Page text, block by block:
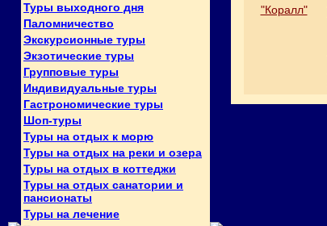
Туры выходного дня
Паломничество
Экскурсионные туры
Экзотические туры
Групповые туры
Индивидуальные туры
Гастрономические туры
Шоп-туры
Туры на отдых к морю
Туры на отдых на реки и озера
Туры на отдых в коттеджи
Туры на отдых санатории и
пансионаты
Туры на лечение
"Коралл"